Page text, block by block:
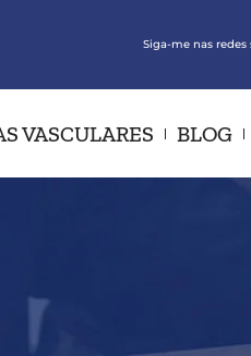
Siga-me nas redes
VASCULARES BLOG